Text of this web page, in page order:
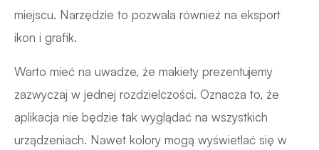
miejscu. Narzędzie to pozwala również na eksport
ikon i grafik.
Warto mieć na uwadze, że makiety prezentujemy
zazwyczaj w jednej rozdzielczości. Oznacza to, że
aplikacja nie będzie tak wyglądać na wszystkich
urządzeniach. Nawet kolory mogą wyświetlać się w